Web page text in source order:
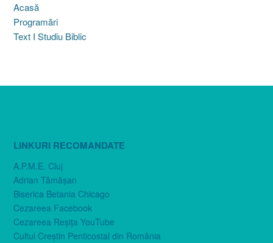
Acasă
Programări
Text I Studiu Biblic
LINKURI RECOMANDATE
A.P.M.E. Cluj
Adrian Tămăşan
Biserica Betania Chicago
Cezareea Facebook
Cezareea Reşiţa YouTube
Cultul Creştin Penticostal din România